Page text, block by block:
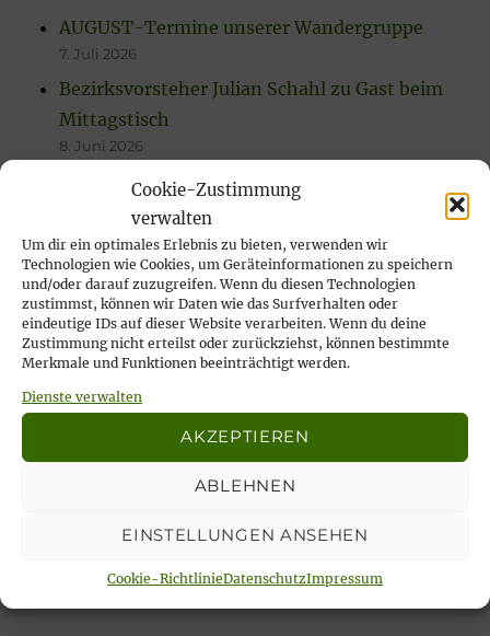
Cookie-Zustimmung
verwalten
Um dir ein optimales Erlebnis zu bieten, verwenden wir
Technologien wie Cookies, um Geräteinformationen zu speichern
und/oder darauf zuzugreifen. Wenn du diesen Technologien
zustimmst, können wir Daten wie das Surfverhalten oder
eindeutige IDs auf dieser Website verarbeiten. Wenn du deine
Zustimmung nicht erteilst oder zurückziehst, können bestimmte
Merkmale und Funktionen beeinträchtigt werden.
Dienste verwalten
AKZEPTIEREN
ABLEHNEN
EINSTELLUNGEN ANSEHEN
Cookie-RichtlinieDatenschutzImpressum
AUGUST-Termine unserer Wandergruppe
7. Juli 2026
Bezirksvorsteher Julian Schahl zu Gast beim
Mittagstisch
8. Juni 2026
Wir nehmen Abschied von unserer lieben
Ilse Risch
4. Mai 2026
… immer wieder sonntags, tata!
21. April 2026
Rückblick auf das Karfreitags-Fischessen
14. April 2026
Nachlese Rosenmontagsparty 2026: es
wurde gesungen, gelacht & geschunkelt!
Unsere aktuellen Veranstaltungen: